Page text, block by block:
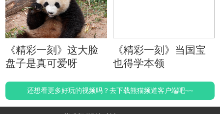
《精彩一刻》这大脸
盘子是真可爱呀
《精彩一刻》当国宝
也得学本领
还想看更多好玩的视频吗？去下载熊猫频道客户端吧~~